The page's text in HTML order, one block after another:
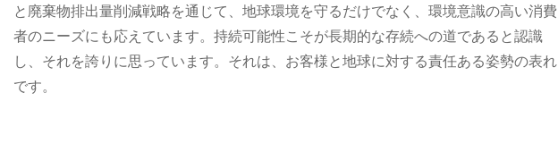
と廃棄物排出量削減戦略を通じて、地球環境を守るだけでなく、環境意識の高い消費
者のニーズにも応えています。持続可能性こそが長期的な存続への道であると認識
し、それを誇りに思っています。それは、お客様と地球に対する責任ある姿勢の表れ
です。